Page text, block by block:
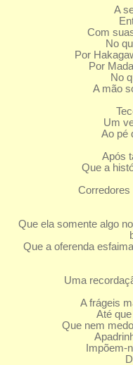
A
Com
No
Por
Por
No
A mão
Um
Ao pé
Após
Que a
Que ela somente algo
Que a oferenda
Uma
A frágeis
Até que
Que nem medo
Impõem-